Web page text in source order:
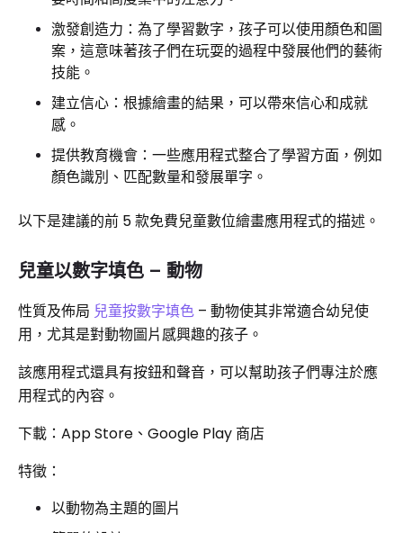
激發創造力：為了學習數字，孩子可以使用顏色和圖
案，這意味著孩子們在玩耍的過程中發展他們的藝術
技能。
建立信心：根據繪畫的結果，可以帶來信心和成就
感。
提供教育機會：一些應用程式整合了學習方面，例如
顏色識別、匹配數量和發展單字。
以下是建議的前 5 款免費兒童數位繪畫應用程式的描述。
兒童以數字填色 – 動物
性質及佈局 兒童按數字填色 – 動物使其非常適合幼兒使
用，尤其是對動物圖片感興趣的孩子。
該應用程式還具有按鈕和聲音，可以幫助孩子們專注於應
用程式的內容。
下載：App Store、Google Play 商店
特徵：
以動物為主題的圖片